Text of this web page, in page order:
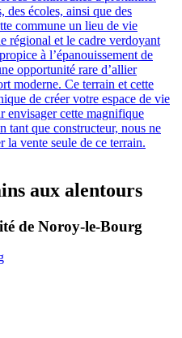
des écoles, ainsi que des
commune un lieu de vie
régional et le cadre verdoyant
à l’épanouissement de
opportunité rare d’allier
moderne. Ce terrain et cette
de créer votre espace de vie
envisager cette magnifique
tant que constructeur, nous ne
la vente seule de ce terrain.
aux alentours
de Noroy-le-Bourg